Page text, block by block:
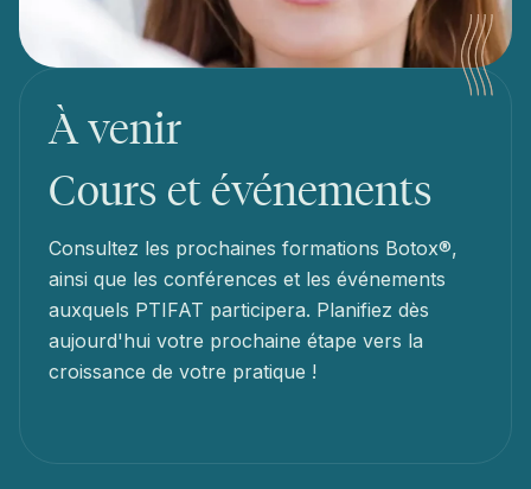
À venir
Cours et événements
Consultez les prochaines formations Botox®,
ainsi que les conférences et les événements
auxquels PTIFAT participera. Planifiez dès
aujourd'hui votre prochaine étape vers la
croissance de votre pratique !